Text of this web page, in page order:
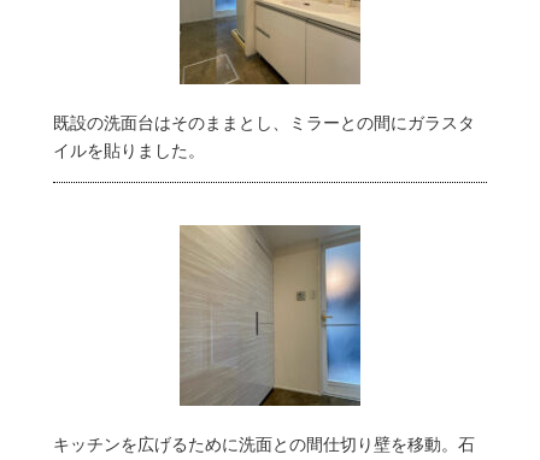
既設の洗面台はそのままとし、ミラーとの間にガラスタ
イルを貼りました。
キッチンを広げるために洗面との間仕切り壁を移動。石